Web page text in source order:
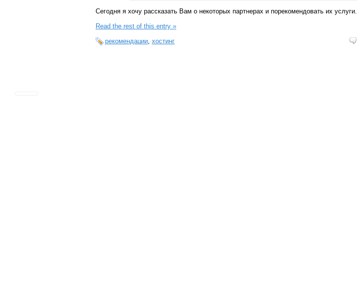
Сегодня я хочу рассказать Вам о некоторых партнерах и порекомендовать их услуги.
Read the rest of this entry »
рекомендации хостинг